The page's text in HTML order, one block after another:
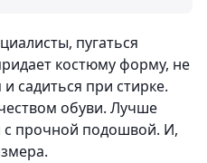
пугаться
костюму форму, не
садиться при стирке.
обуви. Лучше
с прочной подошвой. И,